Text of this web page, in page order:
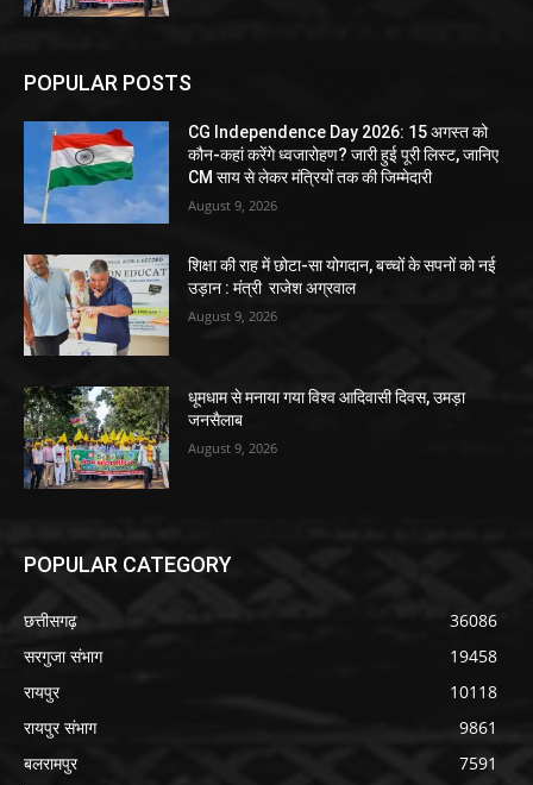
POPULAR POSTS
CG Independence Day 2026: 15 अगस्त को
कौन-कहां करेंगे ध्वजारोहण? जारी हुई पूरी लिस्ट, जानिए
CM साय से लेकर मंत्रियों तक की जिम्मेदारी
August 9, 2026
शिक्षा की राह में छोटा-सा योगदान, बच्चों के सपनों को नई
उड़ान : मंत्री राजेश अग्रवाल
August 9, 2026
धूमधाम से मनाया गया विश्व आदिवासी दिवस, उमड़ा
जनसैलाब
August 9, 2026
POPULAR CATEGORY
छत्तीसगढ़
36086
सरगुजा संभाग
19458
रायपुर
10118
रायपुर संभाग
9861
बलरामपुर
7591